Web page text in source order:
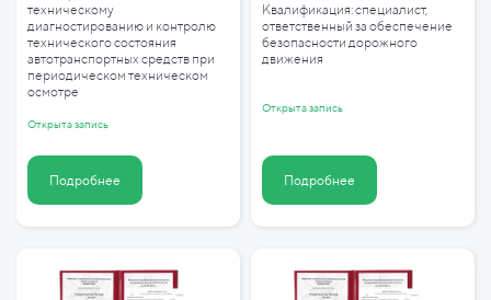
техническому
диагностированию и контролю
технического состояния
автотранспортных средств при
периодическом техническом
осмотре
Открыта запись
Подробнее
Квалификация: специалист,
ответственный за обеспечение
безопасности дорожного
движения
Открыта запись
Подробнее